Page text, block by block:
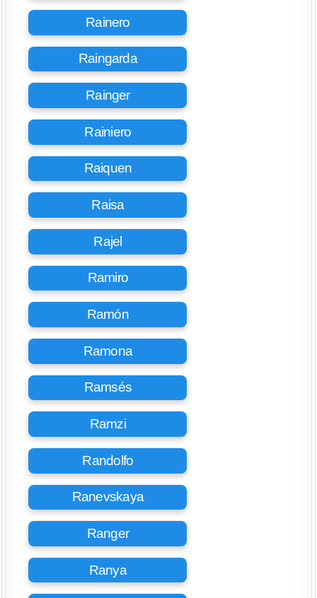
Rainero
Raingarda
Rainger
Rainiero
Raiquen
Raisa
Rajel
Ramiro
Ramón
Ramona
Ramsés
Ramzi
Randolfo
Ranevskaya
Ranger
Ranya